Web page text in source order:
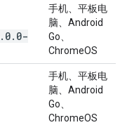
. 0. 0-
手机、平板电
脑、Android
Go、
ChromeOS
手机、平板电
脑、Android
Go、
ChromeOS